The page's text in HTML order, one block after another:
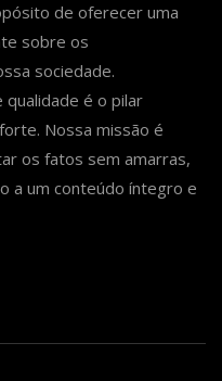
de oferecer uma
sobre os
sociedade.
qualidade é o pilar
Nossa missão é
os fatos sem amarras,
a um conteúdo íntegro e